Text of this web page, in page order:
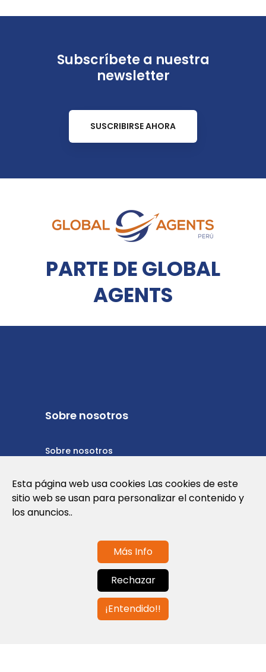
Subscríbete a nuestra
newsletter
SUSCRIBIRSE AHORA
PARTE DE GLOBAL
AGENTS
Sobre nosotros
Sobre nosotros
Política de cookies
Contáctanos
info@globalagents.net
Esta página web usa cookies Las cookies de este
sitio web se usan para personalizar el contenido y
los anuncios..
Más Info
Rechazar
¡Entendido!!